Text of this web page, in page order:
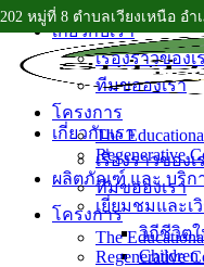
Skip
content
202 หมู่ที่ 8 ตำบลเวียงเหนือ อ
เกี่ยวกับเรา
เรื่องราวของเ
ทีมขอองเรา
โครงการ
The
Regenerative
เกี่ยวกับเรา
เรื่องราวของเ
ทีมขอองเรา
โครงการ
The
Regenerative
ผลิตภัณฑ์ และ บริก
เยี่ยมชมและเ
วิถีชีวิต
Children